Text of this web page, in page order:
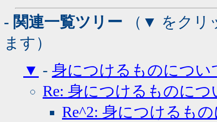
- 関連一覧ツリー （▼ をクリ
ます）
▼ - 身につけるものについ
Re: 身につけるものにつ
Re^2: 身につけるも